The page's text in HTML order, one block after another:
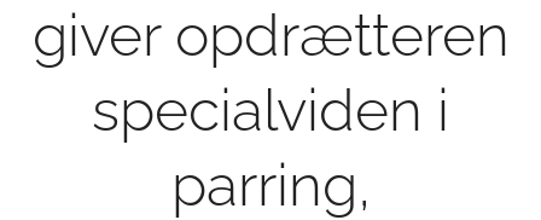
giver opdrætteren
specialviden i
parring,